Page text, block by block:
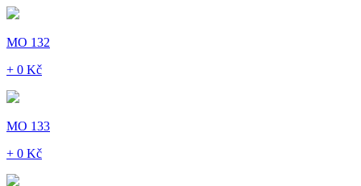
MO 132
+ 0 Kč
MO 133
+ 0 Kč